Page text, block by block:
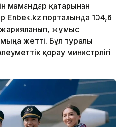
мамандар қатарынан
Enbek.kz порталында 104,6
жұмыс
жетті. Бұл туралы
қорғау министрлігі